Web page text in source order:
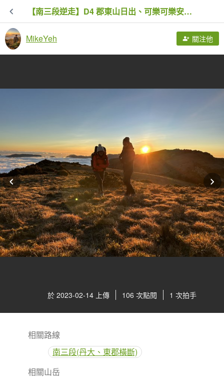
【南三段逆走】D4 郡東山日出、可樂可樂安喝可樂與童話世界
MikeYeh 關注他
於 2023-02-14 上傳 106 次點閱 1 次拍手
相關路線
南三段(丹大、東郡橫斷)
相關山岳